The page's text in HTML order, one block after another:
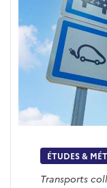
ÉTUDES &
Transports